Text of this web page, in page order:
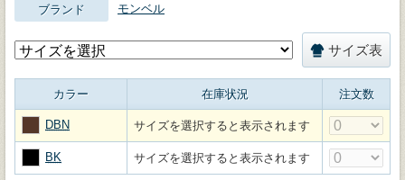
ブランド モンベル
サイズ表
カラー 在庫状況 注文数
DBN サイズを選択すると表示されます
BK サイズを選択すると表示されます